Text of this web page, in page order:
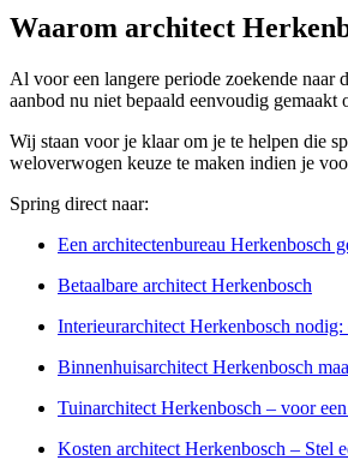
Waarom architect
Al voor een langere periode zoekende
aanbod nu niet bepaald eenvoudig gemaakt
Wij staan voor je klaar om je te helpen die
weloverwogen keuze te maken indien je
Spring direct naar:
Een architectenbureau Herkenbosch
Betaalbare architect Herkenbosch
Interieurarchitect Herkenbosch nodig:
Binnenhuisarchitect Herkenbosch
Tuinarchitect Herkenbosch – voor
Kosten architect Herkenbosch – Stel